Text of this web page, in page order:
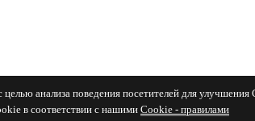
анализа поведения посетителей для
в соответствии с нашими Cookiе - правилами